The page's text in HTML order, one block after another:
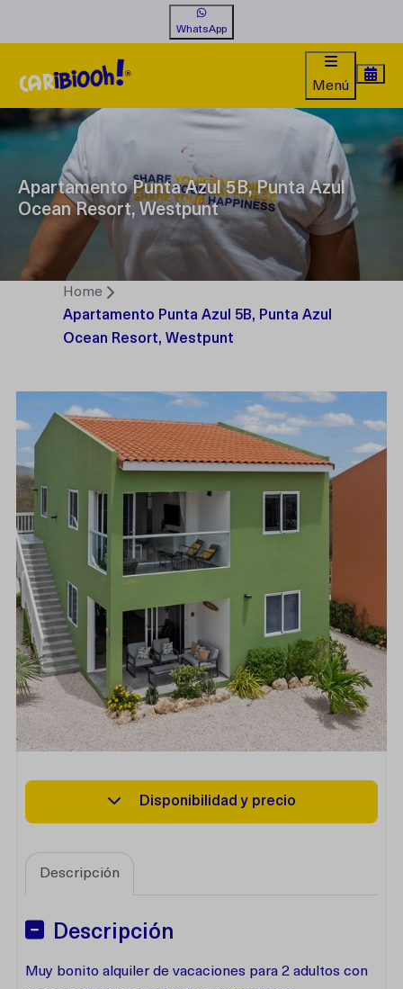
WhatsApp
Menú
Apartamento Punta Azul 5B, Punta Azul
Ocean Resort, Westpunt
Home
Apartamento Punta Azul 5B, Punta Azul
Ocean Resort, Westpunt
Disponibilidad y precio
Descripción
Descripción
Muy bonito alquiler de vacaciones para 2 adultos con